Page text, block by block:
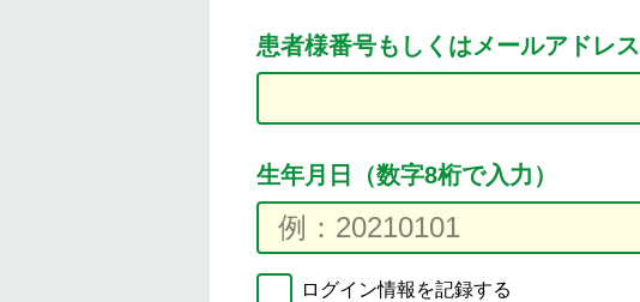
患者様番号もしくはメールアドレス
生年月日（数字8桁で入力）
ログイン情報を記録する